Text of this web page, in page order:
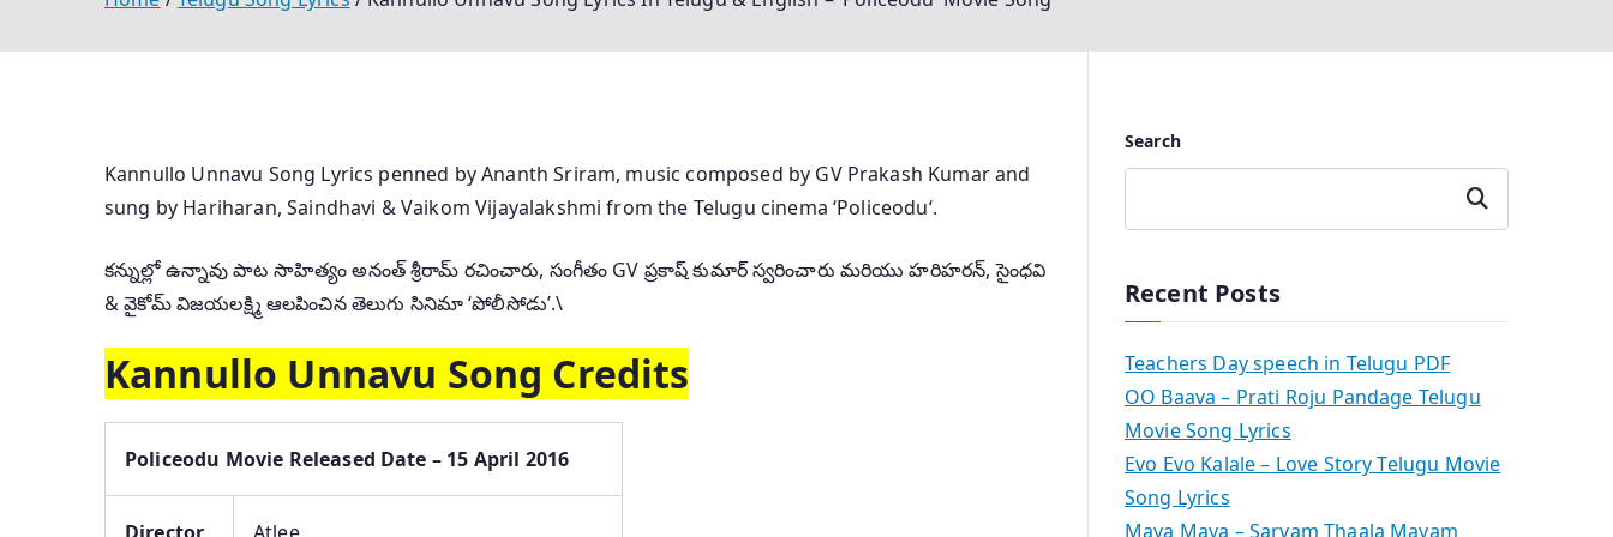
Kannullo Unnavu Song Lyrics penned by Ananth Sriram, music composed by GV Prakash Kumar and
sung by Hariharan, Saindhavi & Vaikom Vijayalakshmi from the Telugu cinema ‘Policeodu‘.
కన్నుల్లో ఉన్నావు పాట సాహిత్యం అనంత్ శ్రీరామ్ రచించారు, సంగీతం GV ప్రకాష్ కుమార్ స్వరించారు మరియు హరిహరన్, సైంధవి
& వైకోమ్ విజయలక్ష్మి ఆలపించిన తెలుగు సినిమా ‘పోలీసోడు’.\
Kannullo Unnavu Song Credits
Policeodu Movie Released Date – 15 April 2016
Search
Search
Recent Posts
Teachers Day speech in Telugu PDF
OO Baava – Prati Roju Pandage Telugu
Movie Song Lyrics
Evo Evo Kalale – Love Story Telugu Movie
Song Lyrics
Maya Maya – Sarvam Thaala Mayam